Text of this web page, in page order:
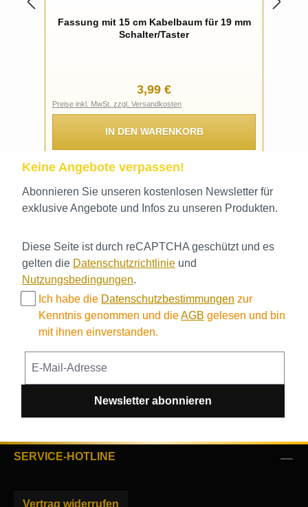
Fassung mit 15 cm Kabelbaum für 19 mm
Schalter/Taster
Regulärer Preis:
3,99 €
Preise inkl. MwSt. zzgl. Versandkosten
IN DEN WARENKORB
Keine Angebote verpassen!
Abonnieren Sie unseren kostenlosen Newsletter für
exklusive Angebote und Infos zu unseren Produkten.
Diese Seite ist durch reCAPTCHA geschützt und es
gelten die Datenschutzrichtlinie und
Nutzungsbedingungen.
Ich habe die Datenschutzbestimmungen zur
Kenntnis genommen und dieAGB gelesen und bin
mit ihnen einverstanden.
Newsletter abonnieren
SERVICE-HOTLINE
Vertrag widerrufen